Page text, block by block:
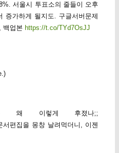
서울시 투표소의 줄들이 오후
증가하게 될지도. 구글서버문제
백업본 https://t.co/TYd7OsJJ
라 왜 이렇게 후졌나;;
서편집을 몽창 날려먹더니, 이젠